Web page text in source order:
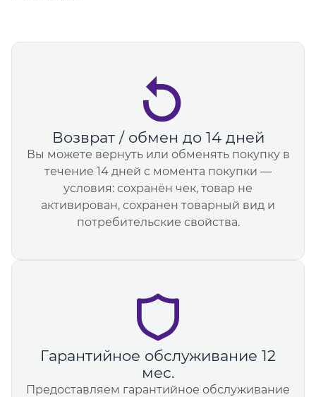
Возврат / обмен до 14 дней
Вы можете вернуть или обменять покупку в
течение 14 дней с момента покупки —
условия: сохранён чек, товар не
активирован, сохранен товарный вид и
потребительские свойства.
Гарантийное обслуживание 12
мес.
Предоставляем гарантийное обслуживание